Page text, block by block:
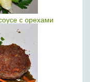
с орехами